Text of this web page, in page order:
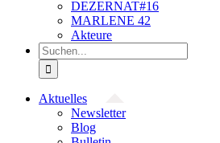
DEZERNAT#16
MARLENE 42
Akteure
Suche
nach:
Aktuelles
Newsletter
Blog